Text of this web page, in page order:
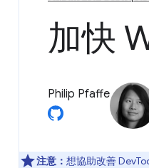
加快
Philip Pfaffe
注意： 想協助改善